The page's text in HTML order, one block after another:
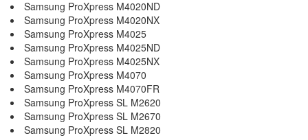
Samsung ProXpress M4020ND
Samsung ProXpress M4020NX
Samsung ProXpress M4025
Samsung ProXpress M4025ND
Samsung ProXpress M4025NX
Samsung ProXpress M4070
Samsung ProXpress M4070FR
Samsung ProXpress SL M2620
Samsung ProXpress SL M2670
Samsung ProXpress SL M2820